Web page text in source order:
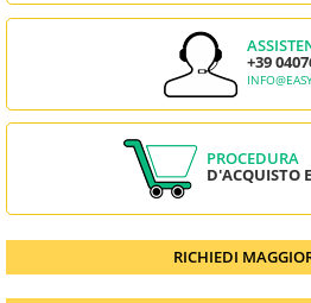
+39
PROCEDURA
D'ACQUISTO
RICHIEDI